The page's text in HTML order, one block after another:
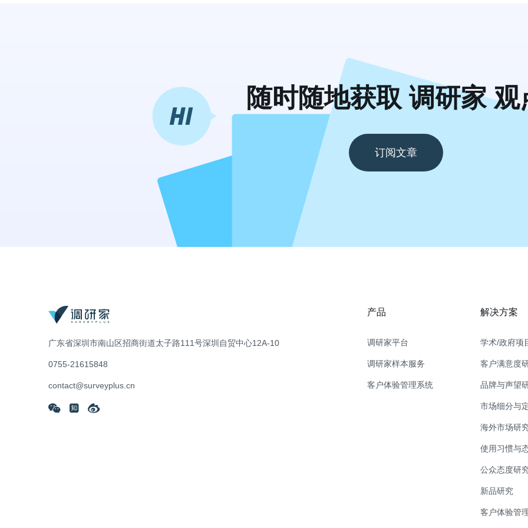
随时随地获取 调研家 观
订阅文章
广东省深圳市南山区招商街道太子路111号深圳自贸中心12A-10
0755-21615848
contact@surveyplus.cn
产品
调研家平台
调研家样本服务
客户体验管理系统
解决方案
学术/政府项
客户满意度
品牌与声望
市场细分与
海外市场研
使用习惯与
公众态度研
新品研究
客户体验管